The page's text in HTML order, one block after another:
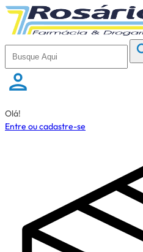
Olá!
Entre ou cadastre-se